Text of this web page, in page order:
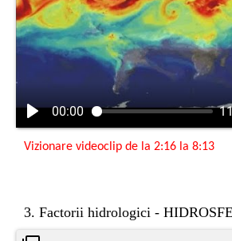
00:00
Vizionare videoclip de la 2:16 la 8:13
3. Factorii hidrologici -